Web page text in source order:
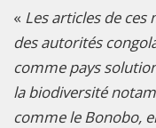
« Les articles de
des autorités
comme pays
la biodiversité
comme le Bonobo,